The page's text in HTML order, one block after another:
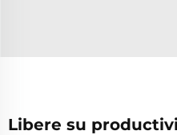
Libere su